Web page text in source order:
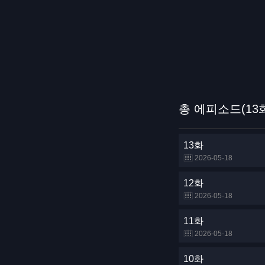
총 에피소드(13
13화
2026-05-18
12화
2026-05-18
11화
2026-05-18
10화